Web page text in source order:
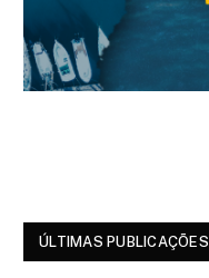
ÚLTIMAS PUBLICAÇÕES